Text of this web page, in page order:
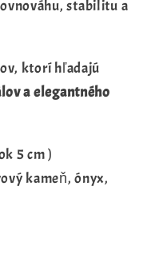
stabilitu a
ktorí hľadajú
a elegantného
5 cm )
kameň, ónyx,